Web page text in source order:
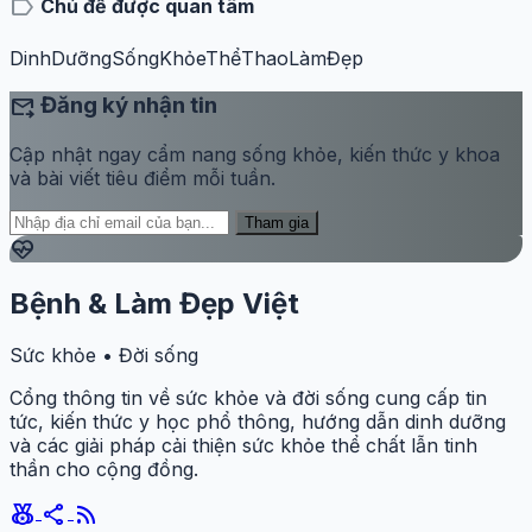
label Chủ đề được quan tâm
DinhDưỡngSốngKhỏeThểThaoLàmĐẹp
forward_to_inbox Đăng ký nhận tin
Cập nhật ngay cẩm nang sống khỏe, kiến thức y khoa
và bài viết tiêu điểm mỗi tuần.
Tham gia
ecg_heart
Bệnh & Làm Đẹp Việt
Sức khỏe • Đời sống
Cổng thông tin về sức khỏe và đời sống cung cấp tin
tức, kiến thức y học phổ thông, hướng dẫn dinh dưỡng
và các giải pháp cải thiện sức khỏe thể chất lẫn tinh
thần cho cộng đồng.
social_leaderboard share rss_feed